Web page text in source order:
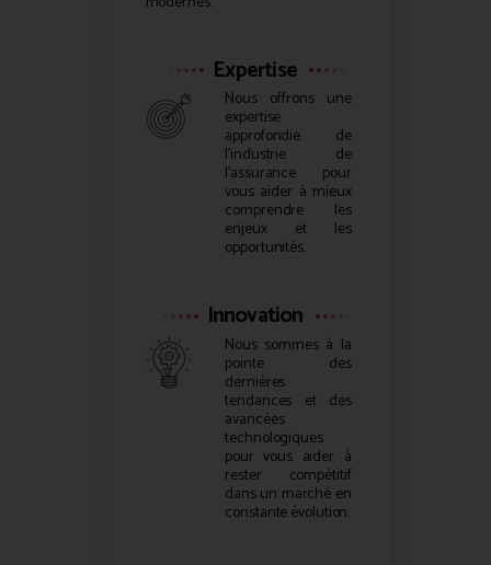
Expertise
Nous offrons une
expertise
approfondie de
l’industrie de
l’assurance pour
vous aider à mieux
comprendre les
enjeux et les
opportunités.
Innovation
Nous sommes à la
pointe des
dernières
tendances et des
avancées
technologiques
pour vous aider à
rester compétitif
dans un marché en
constante évolution.